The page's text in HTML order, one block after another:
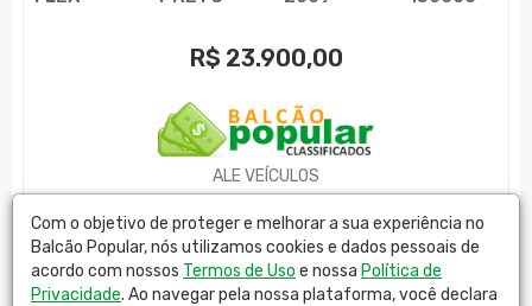
R$ 23.900,00
ALE VEÍCULOS
MAIS DETALHES
Com o objetivo de proteger e melhorar a sua experiência no
Balcão Popular, nós utilizamos cookies e dados pessoais de
acordo com nossos Termos de Uso e nossa Política de
Privacidade. Ao navegar pela nossa plataforma, você declara